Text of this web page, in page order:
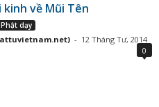
kinh về Mũi Tên
dạy
- 12 Tháng Tư, 2014
0